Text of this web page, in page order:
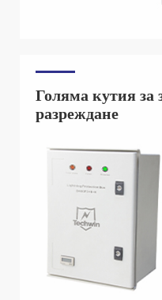
Голяма кутия за
разреждане